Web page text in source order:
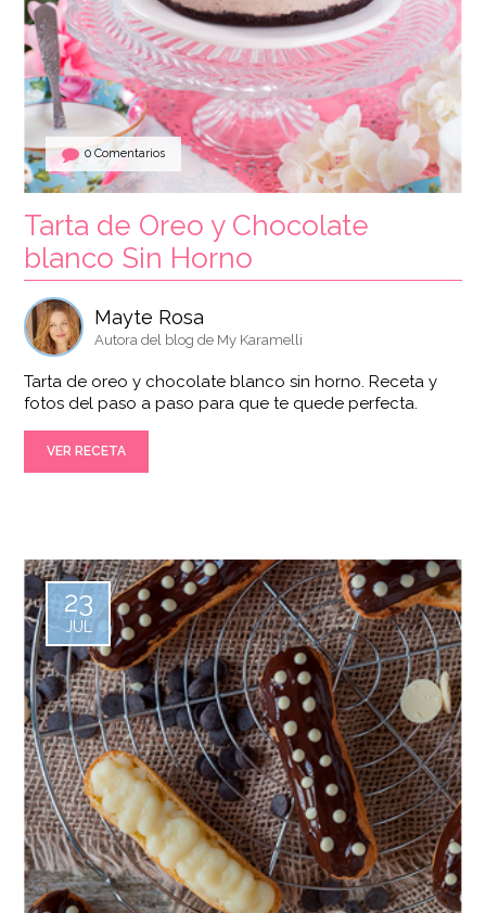
0 Comentarios
Tarta de Oreo y Chocolate
blanco Sin Horno
Mayte Rosa
Autora del blog de My Karamelli
Tarta de oreo y chocolate blanco sin horno. Receta y
fotos del paso a paso para que te quede perfecta.
VER RECETA
23
JUL